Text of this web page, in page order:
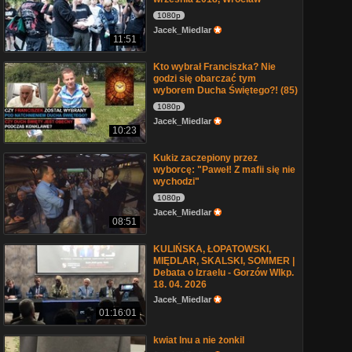
11:51
1080p
Jacek_Miedlar
10:23
Kto wybrał Franciszka? Nie
godzi się obarczać tym
wyborem Ducha Świętego?! (85)
1080p
Jacek_Miedlar
08:51
Kukiz zaczepiony przez
wyborcę: "Paweł! Z mafii się nie
wychodzi"
1080p
Jacek_Miedlar
01:16:01
KULIŃSKA, ŁOPATOWSKI,
MIĘDLAR, SKALSKI, SOMMER |
Debata o Izraelu - Gorzów Wlkp.
18. 04. 2026
Jacek_Miedlar
kwiat lnu a nie żonkil